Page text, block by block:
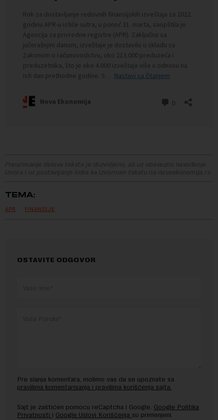
Preuzimanje delova teksta je dozvoljeno, ali uz obavezno navođenje
izvora i uz postavljanje linka ka izvornom tekstu na novaekonomija.rs
TEMA:
APR FINANSIJE
OSTAVITE ODGOVOR
Pre slanja komentara, molimo vas da se upoznate sa
pravilima komentarisanja i pravilima korišćenja sajta.
Sajt je zaštićen pomocu reCaptcha i Google. Google Politika
Privatnosti i Google Uslovi Korišćenja su primenjeni.